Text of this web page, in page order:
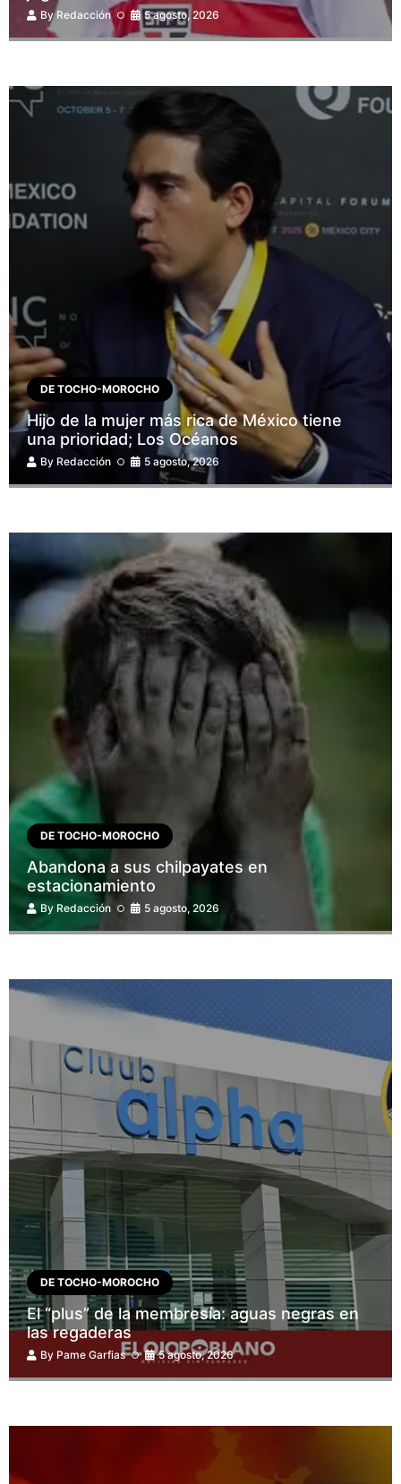
ByRedacción 5 agosto, 2026
DE TOCHO-MOROCHO
Hijo de la mujer más rica de México tiene
una prioridad; Los Océanos
By Redacción 5 agosto, 2026
DE TOCHO-MOROCHO
Abandona a sus chilpayates en
estacionamiento
By Redacción 5 agosto, 2026
DE TOCHO-MOROCHO
El “plus” de la membresía: aguas negras en
las regaderas
By Pame Garfias 5 agosto, 2026